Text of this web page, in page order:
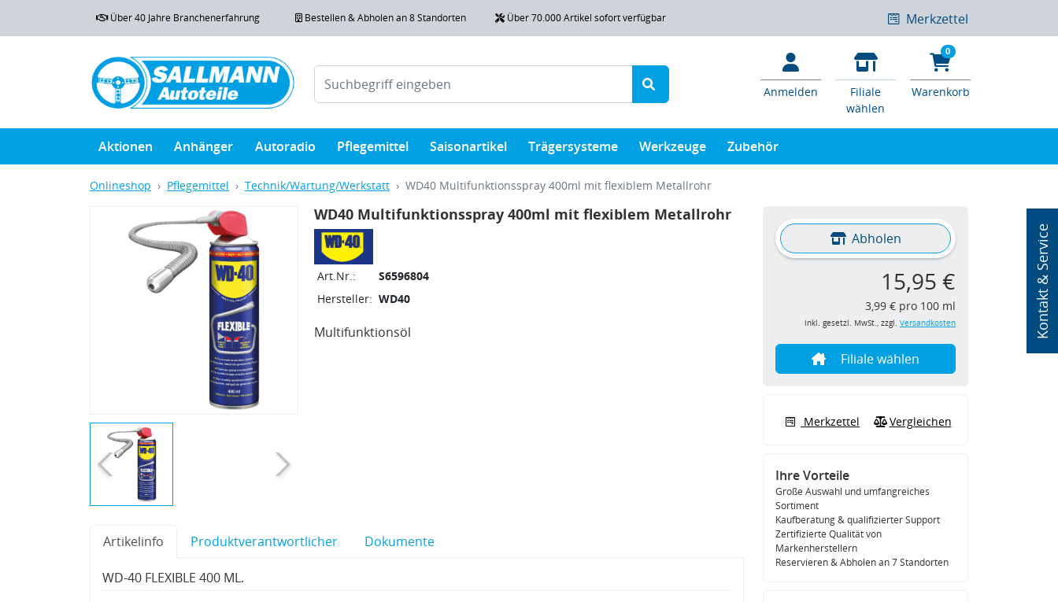
Kontakt & Service
Über 40 Jahre Branchenerfahrung Bestellen & Abholen an 8 Standorten Über 70.000 Artikel sofort verfügbar Merkzettel
Anmelden
Filiale
wählen
0
Warenkorb
Aktionen Anhänger Autoradio Pflegemittel Saisonartikel Trägersysteme Werkzeuge Zubehör
Onlineshop Pflegemittel Technik/Wartung/Werkstatt WD40 Multifunktionsspray 400ml mit flexiblem Metallrohr
WD40 Multifunktionsspray 400ml mit flexiblem Metallrohr
Art.Nr.:
S6596804
Hersteller: WD40
Multifunktionsöl
Artikelinfo Produktverantwortlicher Dokumente
WD-40 FLEXIBLE 400 ML.
Abholen
15,95 €
3,99 € pro 100 ml
inkl. gesetzl. MwSt., zzgl. Versandkosten
Filiale wählen
Merkzettel Vergleichen
Ihre Vorteile
Große Auswahl und umfangreiches
Sortiment
Kaufberatung & qualifizierter Support
Zertifizierte Qualität von
Markenherstellern
Reservieren & Abholen an 7 Standorten